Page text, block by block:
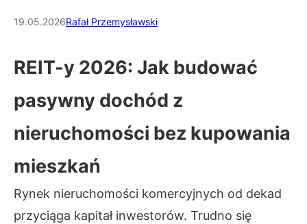
19.05.2026Rafał Przemysławski
REIT-y 2026: Jak budować
pasywny dochód z
nieruchomości bez kupowania
mieszkań
Rynek nieruchomości komercyjnych od dekad
przyciąga kapitał inwestorów. Trudno się